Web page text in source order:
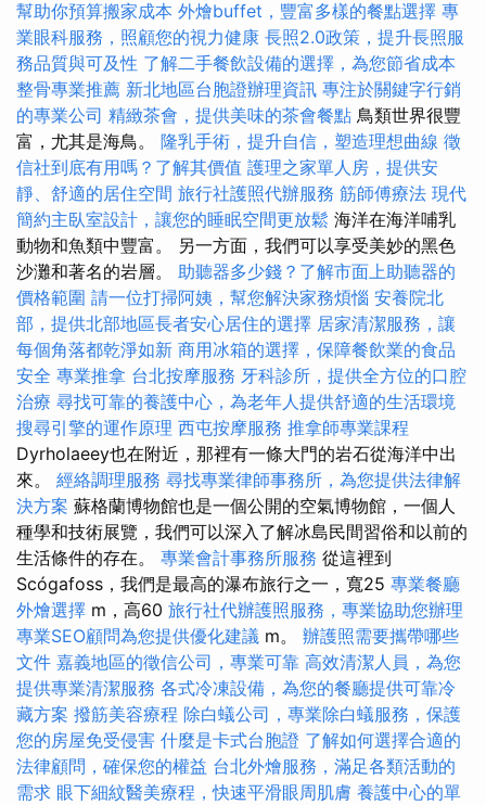
幫助你預算搬家成本 外燴buffet，豐富多樣的餐點選擇 專
業眼科服務，照顧您的視力健康 長照2.0政策，提升長照服
務品質與可及性 了解二手餐飲設備的選擇，為您節省成本
整骨專業推薦 新北地區台胞證辦理資訊 專注於關鍵字行銷
的專業公司 精緻茶會，提供美味的茶會餐點 鳥類世界很豐
富，尤其是海鳥。 隆乳手術，提升自信，塑造理想曲線 徵
信社到底有用嗎？了解其價值 護理之家單人房，提供安
靜、舒適的居住空間 旅行社護照代辦服務 筋師傅療法 現代
簡約主臥室設計，讓您的睡眠空間更放鬆 海洋在海洋哺乳
動物和魚類中豐富。 另一方面，我們可以享受美妙的黑色
沙灘和著名的岩層。 助聽器多少錢？了解市面上助聽器的
價格範圍 請一位打掃阿姨，幫您解決家務煩惱 安養院北
部，提供北部地區長者安心居住的選擇 居家清潔服務，讓
每個角落都乾淨如新 商用冰箱的選擇，保障餐飲業的食品
安全 專業推拿 台北按摩服務 牙科診所，提供全方位的口腔
治療 尋找可靠的養護中心，為老年人提供舒適的生活環境
搜尋引擎的運作原理 西屯按摩服務 推拿師專業課程
Dyrholaeey也在附近，那裡有一條大門的岩石從海洋中出
來。 經絡調理服務 尋找專業律師事務所，為您提供法律解
決方案 蘇格蘭博物館也是一個公開的空氣博物館，一個人
種學和技術展覽，我們可以深入了解冰島民間習俗和以前的
生活條件的存在。 專業會計事務所服務 從這裡到
Scógafoss，我們是最高的瀑布旅行之一，寬25 專業餐廳
外燴選擇 m，高60 旅行社代辦護照服務，專業協助您辦理
專業SEO顧問為您提供優化建議 m。 辦護照需要攜帶哪些
文件 嘉義地區的徵信公司，專業可靠 高效清潔人員，為您
提供專業清潔服務 各式冷凍設備，為您的餐廳提供可靠冷
藏方案 撥筋美容療程 除白蟻公司，專業除白蟻服務，保護
您的房屋免受侵害 什麼是卡式台胞證 了解如何選擇合適的
法律顧問，確保您的權益 台北外燴服務，滿足各類活動的
需求 眼下細紋醫美療程，快速平滑眼周肌膚 養護中心的單